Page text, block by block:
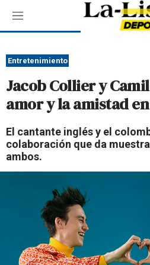
M
e
ú
Entretenimiento
Jacob Collier y
amor y la amistad en
El cantante inglés y el
colaboración que da
ambos.